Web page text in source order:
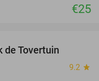
€25
de Tovertuin
9.2 star